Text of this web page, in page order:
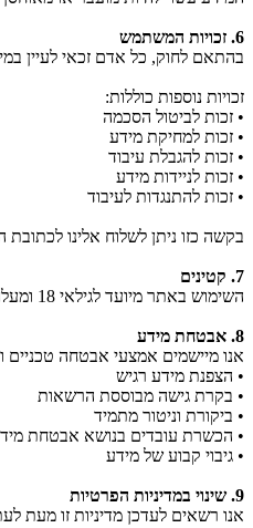
6. זכויות המשתמש
בהתאם לחוק, כל אדם זכאי לעיין
זכויות נוספות כוללות:
• זכות לביטול הסכמה
• זכות למחיקת מידע
• זכות להגבלת עיבוד
• זכות לניידות מידע
• זכות להתנגדות לעיבוד
בקשה כזו ניתן לשלוח אלינו לכתובת
7. קטינים
השימוש באתר מיועד לגילאי 18 ומעלה בלבד. איננו אוספים ביודעין מידע מילדים או קטינים. אם נודע לנו כי נאסף מידע מקטין ללא הסכמת הורה או אפוטרופוס, נפעל למחיקתו לאלתר.
8. אבטחת מידע
אנו מיישמים אמצעי אבטחה טכניים
• הצפנת מידע רגיש
• בקרת גישה מבוססת הרשאות
• ביקורת וניטור מתמיד
• הכשרת עובדים בנושא אבטחת
• גיבוי קבוע של מידע
9. שינוי במדיניות הפרטיות
אנו רשאים לעדכן מדיניות זו מעת